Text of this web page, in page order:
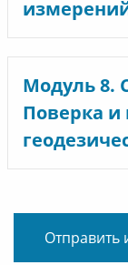
Модуль 8.
Поверка и
Отправить